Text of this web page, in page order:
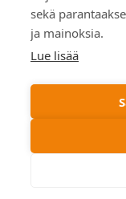
sekä
ja mainoksia.
Lue lisää
© 2019